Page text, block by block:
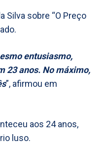
Silva sobre “O Preço
entusiasmo,
23 anos. No máximo,
”, afirmou em
aos 24 anos,
luso.